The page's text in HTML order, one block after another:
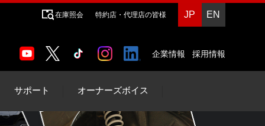
企業情報 採用情報
在庫照会 特約店・代理店の皆様 JP EN
サポート オーナーズボイス